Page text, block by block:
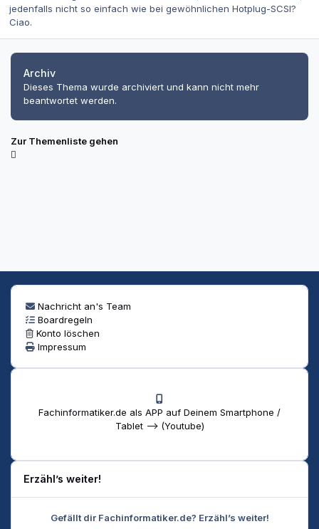
jedenfalls nicht so einfach wie bei gewöhnlichen Hotplug-SCSI?
Ciao.
Archiv
Dieses Thema wurde archiviert und kann nicht mehr
beantwortet werden.
Zur Themenliste gehen
Nachricht an's Team
Boardregeln
Konto löschen
Impressum
Fachinformatiker.de als APP auf Deinem Smartphone /
Tablet --> (Youtube)
Erzähl’s weiter!
Gefällt dir Fachinformatiker.de? Erzähl’s weiter!